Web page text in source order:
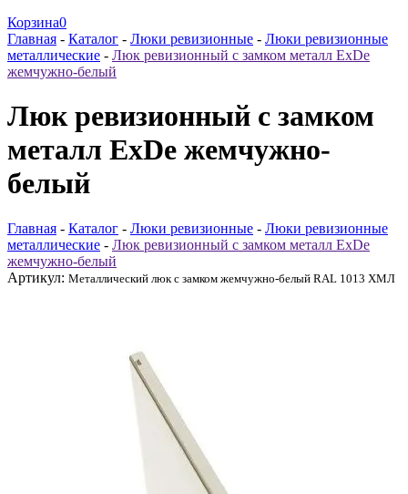
Корзина0
Главная - Каталог - Люки ревизионные - Люки ревизионные
металлические - Люк ревизионный с замком металл ExDe
жемчужно-белый
Люк ревизионный с замком
металл ExDe жемчужно-
белый
Главная - Каталог - Люки ревизионные - Люки ревизионные
металлические - Люк ревизионный с замком металл ExDe
жемчужно-белый
Артикул: Металлический люк с замком жемчужно-белый RAL 1013 ХМЛ